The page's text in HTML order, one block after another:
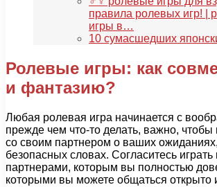
правила ролевых игр! |
игры в…
10 сумасшедших
Ролевые игры: как
и фантазию?
Любая ролевая игра начинается с
прежде чем что-то делать, важно,
со своим партнером о ваших
безопасных словах. Согласитесь играть
партнерами, которым вы полностью
которыми вы можете общаться открыто